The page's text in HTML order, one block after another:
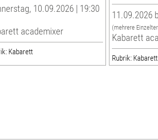
10.09.2026 | 19:30
academixer
Kabarett
11.09.2026
(mehrere
Kabarett
Rubrik: Kabarett